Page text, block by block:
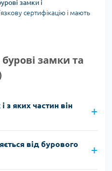
замки і
сертифікацію і мають
замки та
з яких частин він
від бурового